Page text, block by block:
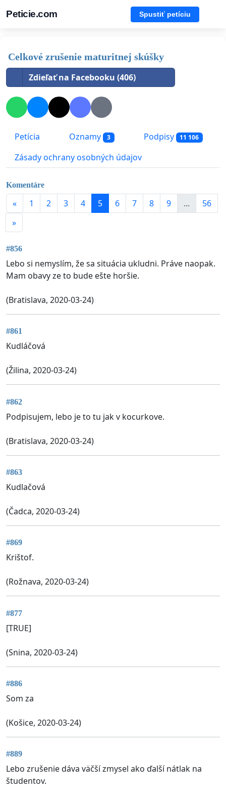
Peticie.com Spustiť petíciu
Celkové zrušenie maturitnej skúšky
Zdieľať na Facebooku (406)
Petícia Oznamy 3 Podpisy 11 106
Zásady ochrany osobných údajov
Komentáre
« 1 2 3 4 5 6 7 8 9 ...
56
»
#856
Lebo si nemyslím, že sa situácia ukludni. Práve naopak.
Mam obavy ze to bude ešte horšie.
(Bratislava, 2020-03-24)
#861
Kudláčová
(Žilina, 2020-03-24)
#862
Podpisujem, lebo je to tu jak v kocurkove.
(Bratislava, 2020-03-24)
#863
Kudlačová
(Čadca, 2020-03-24)
#869
Krištof.
(Rožnava, 2020-03-24)
#877
[TRUE]
(Snina, 2020-03-24)
#886
Som za
(Košice, 2020-03-24)
#889
Lebo zrušenie dáva väčší zmysel ako ďalší nátlak na
študentov.